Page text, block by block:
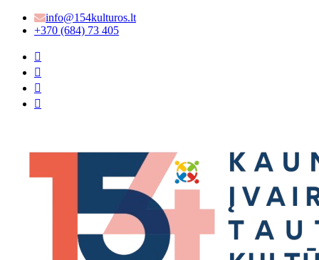
info@154kulturos.lt
+370 (684) 73 405